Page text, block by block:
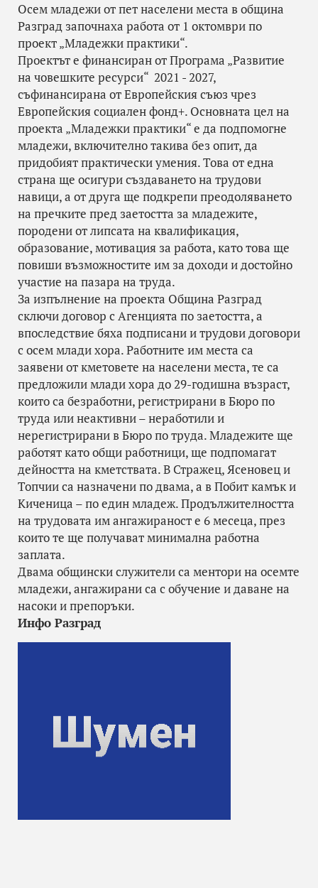
Осем младежи от пет населени места в община
Разград започнаха работа от 1 октомври по
проект „Младежки практики“.
Проектът е финансиран от Програма „Развитие
на човешките ресурси“ 2021 - 2027,
съфинансирана от Европейския съюз чрез
Европейския социален фонд+. Основната цел на
проекта „Младежки практики“ е да подпомогне
младежи, включително такива без опит, да
придобият практически умения. Това от една
страна ще осигури създаването на трудови
навици, а от друга ще подкрепи преодоляването
на пречките пред заетостта за младежите,
породени от липсата на квалификация,
образование, мотивация за работа, като това ще
повиши възможностите им за доходи и достойно
участие на пазара на труда.
За изпълнение на проекта Община Разград
сключи договор с Агенцията по заетостта, а
впоследствие бяха подписани и трудови договори
с осем млади хора. Работните им места са
заявени от кметовете на населени места, те са
предложили млади хора до 29-годишна възраст,
които са безработни, регистрирани в Бюро по
труда или неактивни – неработили и
нерегистрирани в Бюро по труда. Младежите ще
работят като общи работници, ще подпомагат
дейността на кметствата. В Стражец, Ясеновец и
Топчии са назначени по двама, а в Побит камък и
Киченица – по един младеж. Продължителността
на трудовата им ангажираност е 6 месеца, през
които те ще получават минимална работна
заплата.
Двама общински служители са ментори на осемте
младежи, ангажирани са с обучение и даване на
насоки и препоръки.
Инфо Разград